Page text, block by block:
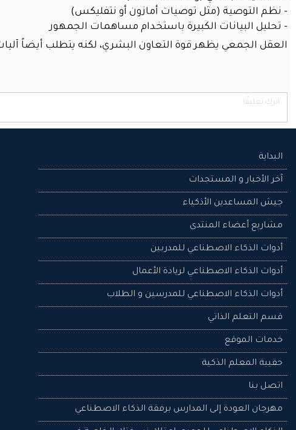
المدارس
الذكاء
الاصطناعي
للجميع:
في
المكتب
المنزل
محتوى
الذكاء
الاصطناعي
مع
محرك
بحث
ذكي
تسجيل
الدخول
اسم
- نظم التوصية (مثل توصيات أمازون أو نتفليكس)
- تحليل البيانات الكبيرة باستخدام مساهمات الجمهور
العقل الجمعي يظهر قوة التعاون البشري، لكنه يتطلب أيضاً
البداية
آخر الأخبار و المستجدات
جيش المساعدين اﻷذكياء
مشاريع أعضاء المنتدى
أدوات الذكاء الاصطناعي للمدربين
أدوات الذكاء الاصطناعي لريادة الأعمال
أدوات الذكاء الاصطناعي للمدرسين و الطلاب
قسم التعلم الذاتي
خدمات الموقع
حقيبة المعلم الذكية
اتصل بنا
مهرجان العودة إلى المدارس برفقة الذكاء الاصطناعي